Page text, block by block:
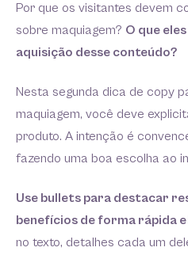
Por que os visitantes devem
sobre maquiagem? O que
aquisição desse conteúdo?
Nesta segunda dica de copy
maquiagem, você deve
produto. A intenção é
fazendo uma boa escolha ao
Use bullets para destacar
benefícios de forma rápida e
no texto, detalhes cada um